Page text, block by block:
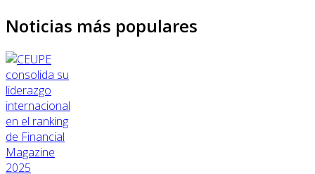
Noticias más populares